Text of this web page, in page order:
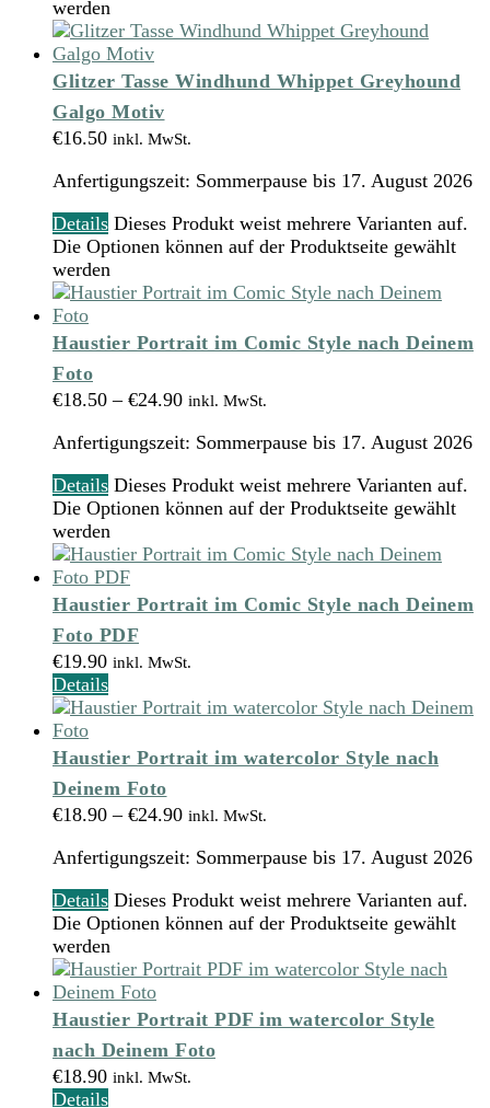
werden
Glitzer Tasse Windhund Whippet Greyhound
Galgo Motiv
€16.50 inkl. MwSt.
Anfertigungszeit: Sommerpause bis 17. August 2026
Details Dieses Produkt weist mehrere Varianten auf.
Die Optionen können auf der Produktseite gewählt
werden
Haustier Portrait im Comic Style nach Deinem
Foto
€18.50 – €24.90 inkl. MwSt.
Anfertigungszeit: Sommerpause bis 17. August 2026
Details Dieses Produkt weist mehrere Varianten auf.
Die Optionen können auf der Produktseite gewählt
werden
Haustier Portrait im Comic Style nach Deinem
Foto PDF
€19.90 inkl. MwSt.
Details
Haustier Portrait im watercolor Style nach
Deinem Foto
€18.90 – €24.90 inkl. MwSt.
Anfertigungszeit: Sommerpause bis 17. August 2026
Details Dieses Produkt weist mehrere Varianten auf.
Die Optionen können auf der Produktseite gewählt
werden
Haustier Portrait PDF im watercolor Style
nach Deinem Foto
€18.90 inkl. MwSt.
Details